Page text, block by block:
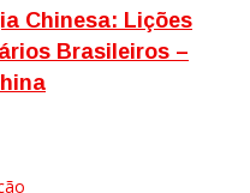
Chinesa: Lições
Brasileiros –